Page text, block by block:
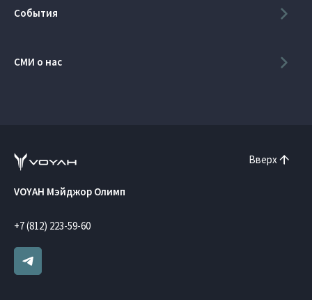
События
СМИ о нас
Вверх
VOYAH Мэйджор Олимп
+7 (812) 223-59-60